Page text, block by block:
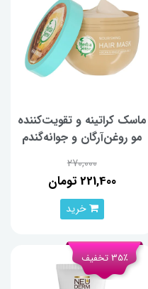
ماسک کراتینه و تقویت‌کننده
مو روغن‌آرگان و جوانه‌گندم
270,000
221,400 تومان
خرید
35٪ تخفیف